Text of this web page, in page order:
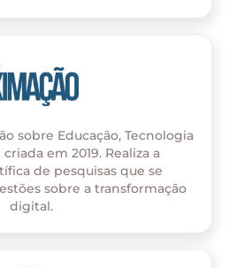
sobre Educação, Tecnologia
em 2019. Realiza a
de pesquisas que se
sobre a transformação
digital.